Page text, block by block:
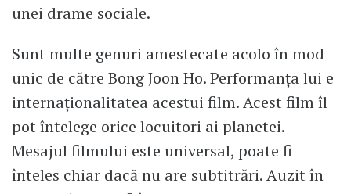
unei drame sociale.
Sunt multe genuri amestecate acolo în mod
unic de către Bong Joon Ho. Performanța lui e
internaționalitatea acestui film. Acest film îl
pot întelege orice locuitori ai planetei.
Mesajul filmului este universal, poate fi
înteles chiar dacă nu are subtitrări. Auzit în